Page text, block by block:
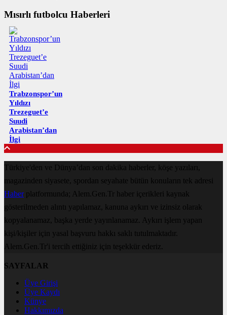
Mısırlı futbolcu Haberleri
Trabzonspor’un
Yıldızı
Trezeguet’e
Suudi
Arabistan’dan
İlgi
Türkiye'den ve Dünya’dan son dakika haberler, köşe yazıları,
magazinden siyasete, spordan seyahate bütün konuların tek adresi
Haberplatformunda; Alem.Gen.Tr haber içerikleri kaynak
gösterilmeden alıntı yapılamaz, kanuna aykırı ve izinsiz olarak
kopyalanamaz, başka yerde yayınlanamaz. Aykırı işlem yapan
kişi/kişiler için yasal başvuru hakkı saklı tutulmaktadır.
Alem.Gen.Tr'i tercih ettiğiniz için teşekkür ederiz.
SAYFALAR
Üye Girişi
Üye Kaydı
Künye
Hakkımızda